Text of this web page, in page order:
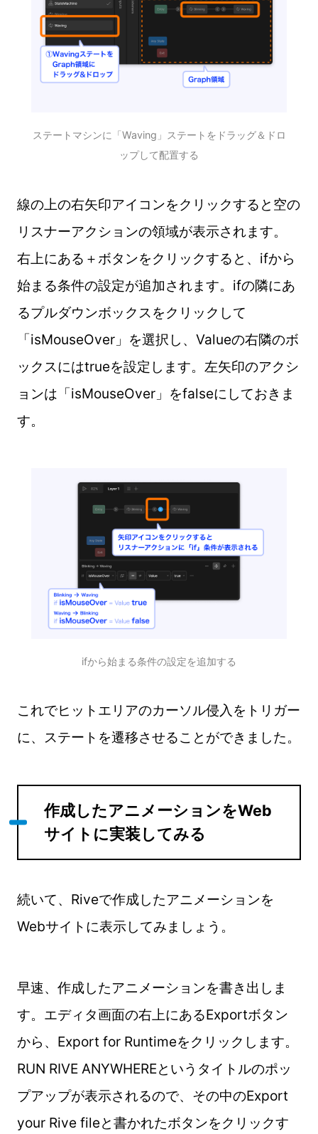
ステートマシンに「Waving」ステートをドラッグ＆ドロ
ップして配置する
線の上の右矢印アイコンをクリックすると空の
リスナーアクションの領域が表示されます。
右上にある＋ボタンをクリックすると、ifから
始まる条件の設定が追加されます。ifの隣にあ
るプルダウンボックスをクリックして
「isMouseOver」を選択し、Valueの右隣のボ
ックスにはtrueを設定します。左矢印のアクシ
ョンは「isMouseOver」をfalseにしておきま
す。
ifから始まる条件の設定を追加する
これでヒットエリアのカーソル侵入をトリガー
に、ステートを遷移させることができました。
作成したアニメーションをWeb
サイトに実装してみる
続いて、Riveで作成したアニメーションを
Webサイトに表示してみましょう。
早速、作成したアニメーションを書き出しま
す。エディタ画面の右上にあるExportボタン
から、Export for Runtimeをクリックします。
RUN RIVE ANYWHEREというタイトルのポッ
プアップが表示されるので、その中のExport
your Rive fileと書かれたボタンをクリックす